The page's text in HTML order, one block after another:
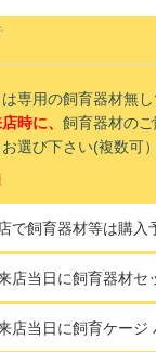
専用の飼育器材無
時に、 飼育器材の
選び下さい(複数可）
で飼育器材等は購入
店当日に飼育器材セ
店当日に飼育ケー